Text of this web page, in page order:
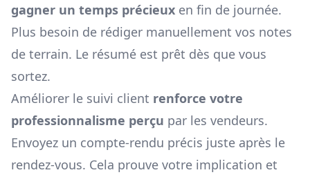
gagner un temps précieux en fin de journée.
Plus besoin de rédiger manuellement vos notes
de terrain. Le résumé est prêt dès que vous
sortez.
Améliorer le suivi client renforce votre
professionnalisme perçu par les vendeurs.
Envoyez un compte-rendu précis juste après le
rendez-vous. Cela prouve votre implication et